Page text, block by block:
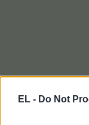
EL - Do Not